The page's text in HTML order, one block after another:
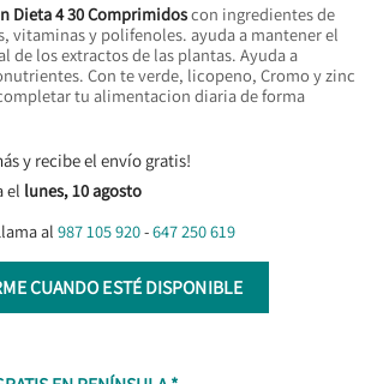
Dieta 4 30 Comprimidoscon ingredientes de
vitaminas y polifenoles. ayuda a mantener el
de los extractos de las plantas. Ayuda a
Con te verde, licopeno, Cromo y zinc
tu alimentacion diaria de forma
y recibe el envío gratis!
el lunes, 10 agosto
al 987 105 920-647 250 619
CUANDO ESTÉ DISPONIBLE